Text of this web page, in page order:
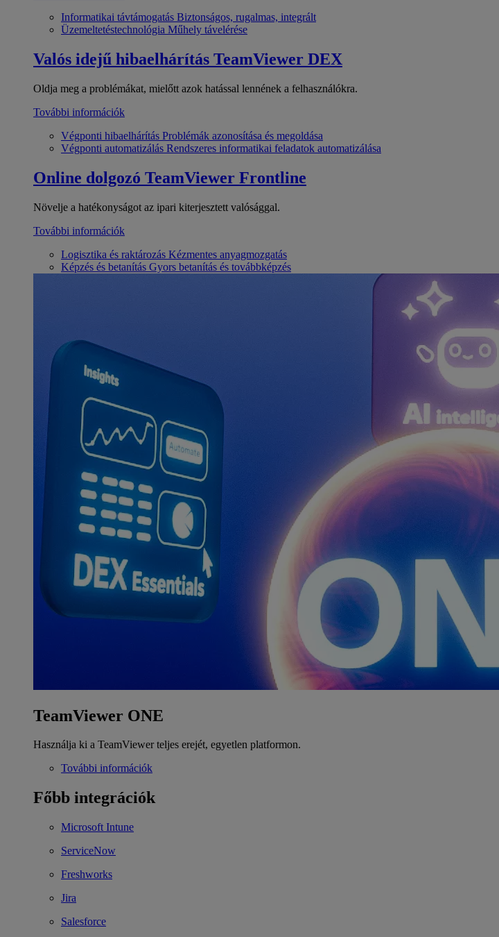
Informatikai távtámogatás Biztonságos, rugalmas, integrált
Üzemeltetéstechnológia Műhely távelérése
Valós idejű hibaelhárítás TeamViewer DEX
Oldja meg a problémákat, mielőtt azok hatással lennének a felhasználókra.
További információk
Végponti hibaelhárítás Problémák azonosítása és megoldása
Végponti automatizálás Rendszeres informatikai feladatok automatizálása
Online dolgozó TeamViewer Frontline
Növelje a hatékonyságot az ipari kiterjesztett valósággal.
További információk
Logisztika és raktározás Kézmentes anyagmozgatás
Képzés és betanítás Gyors betanítás és továbbképzés
TeamViewer ONE
Használja ki a TeamViewer teljes erejét, egyetlen platformon.
További információk
Főbb integrációk
Microsoft Intune
ServiceNow
Freshworks
Jira
Salesforce